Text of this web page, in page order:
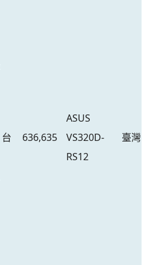
台 636,635
ASUS
VS320D-
RS12
臺灣